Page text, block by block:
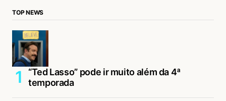
TOP NEWS
“Ted Lasso” pode ir muito além da 4ª
temporada